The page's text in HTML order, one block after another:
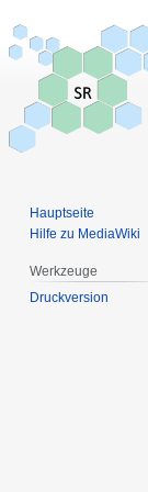
Hauptseite
Hilfe zu MediaWiki
Werkzeuge
Druckversion